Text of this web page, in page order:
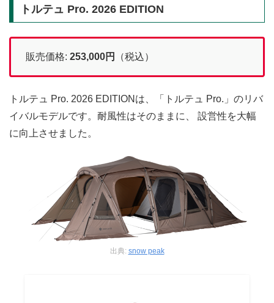
トルテュ Pro. 2026 EDITION
販売価格: 253,000円 （税込）
トルテュ Pro. 2026 EDITIONは、「トルテュ Pro.」のリバ
イバルモデルです。耐風性はそのままに、 設営性を大幅
に向上させました。
出典: snow peak